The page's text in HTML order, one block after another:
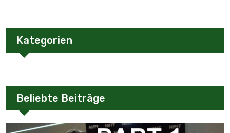
Kategorien
Beliebte Beiträge